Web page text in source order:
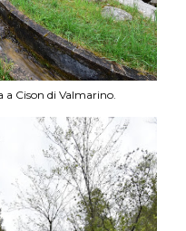
Cison di Valmarino.